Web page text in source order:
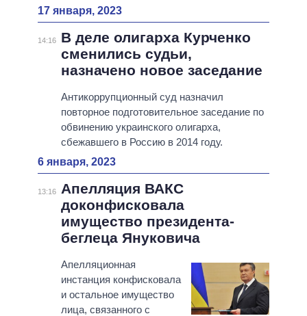
17 января, 2023
14:16
В деле олигарха Курченко
сменились судьи,
назначено новое заседание
Антикоррупционный суд назначил
повторное подготовительное заседание по
обвинению украинского олигарха,
сбежавшего в Россию в 2014 году.
6 января, 2023
13:16
Апелляция ВАКС
доконфисковала
имущество президента-
беглеца Януковича
Апелляционная
инстанция конфисковала
и остальное имущество
лица, связанного с